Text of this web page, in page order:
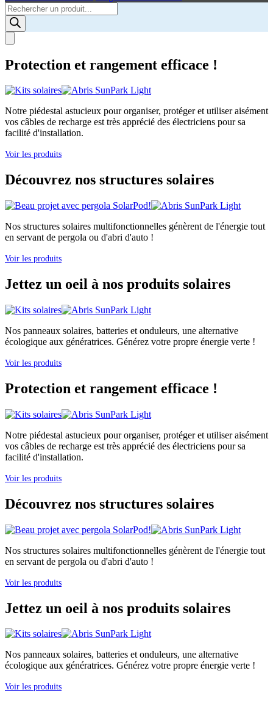
Products
search
Protection et rangement efficace !
Notre piédestal astucieux pour organiser, protéger et utiliser aisément
vos câbles de recharge est très apprécié des électriciens pour sa
facilité d'installation.
Voir les produits
Découvrez nos structures solaires
Nos structures solaires multifonctionnelles génèrent de l'énergie tout
en servant de pergola ou d'abri d'auto !
Voir les produits
Jettez un oeil à nos produits solaires
Nos panneaux solaires, batteries et onduleurs, une alternative
écologique aux génératrices. Générez votre propre énergie verte !
Voir les produits
Protection et rangement efficace !
Notre piédestal astucieux pour organiser, protéger et utiliser aisément
vos câbles de recharge est très apprécié des électriciens pour sa
facilité d'installation.
Voir les produits
Découvrez nos structures solaires
Nos structures solaires multifonctionnelles génèrent de l'énergie tout
en servant de pergola ou d'abri d'auto !
Voir les produits
Jettez un oeil à nos produits solaires
Nos panneaux solaires, batteries et onduleurs, une alternative
écologique aux génératrices. Générez votre propre énergie verte !
Voir les produits